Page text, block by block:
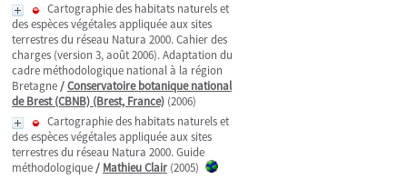
Cartographie des habitats naturels et
des espèces végétales appliquée aux sites
terrestres du réseau Natura 2000. Cahier des
charges (version 3, août 2006). Adaptation du
cadre méthodologique national à la région
Bretagne/Conservatoire botanique national
de Brest (CBNB) (Brest, France) (2006)
Cartographie des habitats naturels et
des espèces végétales appliquée aux sites
terrestres du réseau Natura 2000. Guide
méthodologique/ Mathieu Clair (2005)